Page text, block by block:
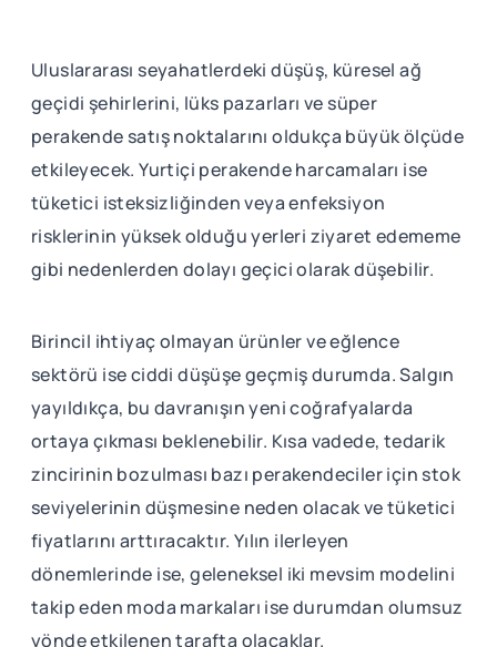
Uluslararası seyahatlerdeki düşüş, küresel ağ
geçidi şehirlerini, lüks pazarları ve süper
perakende satış noktalarını oldukça büyük ölçüde
etkileyecek. Yurtiçi perakende harcamaları ise
tüketici isteksizliğinden veya enfeksiyon
risklerinin yüksek olduğu yerleri ziyaret edememe
gibi nedenlerden dolayı geçici olarak düşebilir.
Birincil ihtiyaç olmayan ürünler ve eğlence
sektörü ise ciddi düşüşe geçmiş durumda. Salgın
yayıldıkça, bu davranışın yeni coğrafyalarda
ortaya çıkması beklenebilir. Kısa vadede, tedarik
zincirinin bozulması bazı perakendeciler için stok
seviyelerinin düşmesine neden olacak ve tüketici
fiyatlarını arttıracaktır. Yılın ilerleyen
dönemlerinde ise, geleneksel iki mevsim modelini
takip eden moda markaları ise durumdan olumsuz
yönde etkilenen tarafta olacaklar.